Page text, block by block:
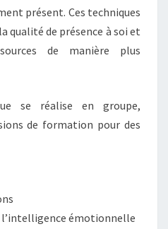
présent. Ces techniques
qualité de présence à soi et
de manière plus
se réalise en groupe,
de formation pour des
l’intelligence émotionnelle